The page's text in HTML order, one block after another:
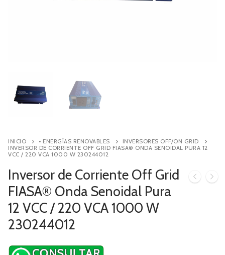
INICIO • ENERGÍAS RENOVABLES
INVERSORES OFF/ON GRID
INVERSOR DE CORRIENTE OFF GRID FIASA® ONDA SENOIDAL PURA 12
VCC / 220 VCA 1000 W 230244012
Inversor de Corriente Off Grid
FIASA® Onda Senoidal Pura
12 VCC / 220 VCA 1000 W
230244012